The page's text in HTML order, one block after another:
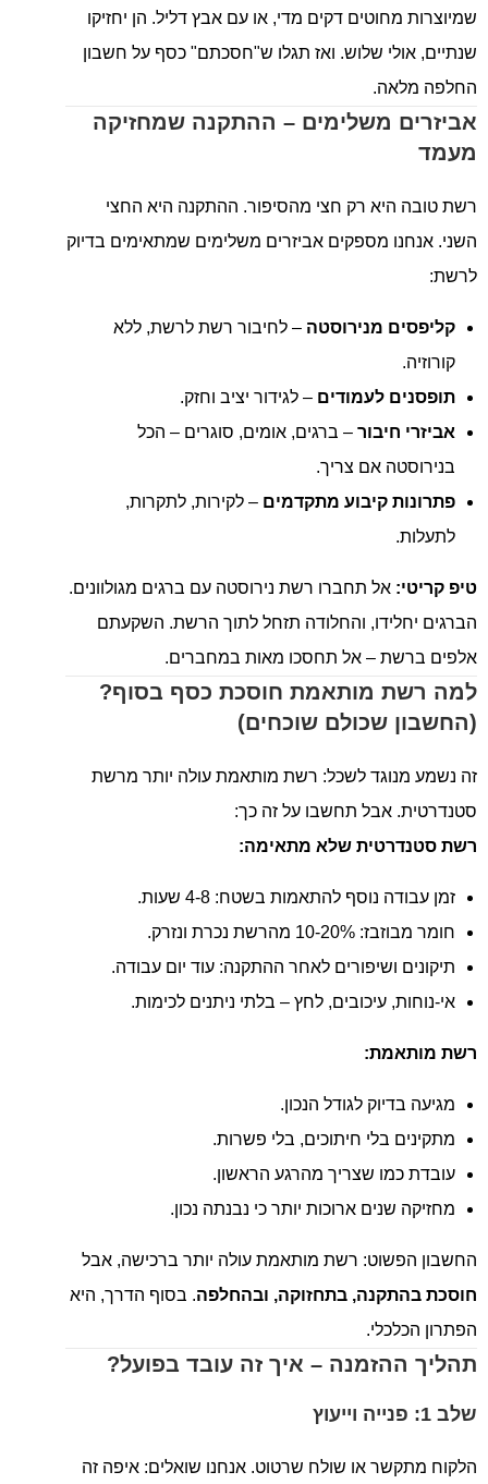
שמיוצרות מחוטים דקים מדי, או עם אבץ דליל. הן יחזיקו
שנתיים, אולי שלוש. ואז תגלו ש"חסכתם" כסף על חשבון
החלפה מלאה.
אביזרים משלימים – ההתקנה שמחזיקה
מעמד
רשת טובה היא רק חצי מהסיפור. ההתקנה היא החצי
השני. אנחנו מספקים אביזרים משלימים שמתאימים בדיוק
לרשת:
קליפסים מנירוסטה – לחיבור רשת לרשת, ללא
קורוזיה.
תופסנים לעמודים – לגידור יציב וחזק.
אביזרי חיבור – ברגים, אומים, סוגרים – הכל
בנירוסטה אם צריך.
פתרונות קיבוע מתקדמים – לקירות, לתקרות,
לתעלות.
טיפ קריטי: אל תחברו רשת נירוסטה עם ברגים מגולוונים.
הברגים יחלידו, והחלודה תזחל לתוך הרשת. השקעתם
אלפים ברשת – אל תחסכו מאות במחברים.
למה רשת מותאמת חוסכת כסף בסוף?
(החשבון שכולם שוכחים)
זה נשמע מנוגד לשכל: רשת מותאמת עולה יותר מרשת
סטנדרטית. אבל תחשבו על זה כך:
רשת סטנדרטית שלא מתאימה:
זמן עבודה נוסף להתאמות בשטח: 4-8 שעות.
חומר מבוזבז: 10-20% מהרשת נכרת ונזרק.
תיקונים ושיפורים לאחר ההתקנה: עוד יום עבודה.
אי-נוחות, עיכובים, לחץ – בלתי ניתנים לכימות.
רשת מותאמת:
מגיעה בדיוק לגודל הנכון.
מתקינים בלי חיתוכים, בלי פשרות.
עובדת כמו שצריך מהרגע הראשון.
מחזיקה שנים ארוכות יותר כי נבנתה נכון.
החשבון הפשוט: רשת מותאמת עולה יותר ברכישה, אבל
חוסכת בהתקנה, בתחזוקה, ובהחלפה. בסוף הדרך, היא
הפתרון הכלכלי.
תהליך ההזמנה – איך זה עובד בפועל?
שלב 1: פנייה וייעוץ
הלקוח מתקשר או שולח שרטוט. אנחנו שואלים: איפה זה